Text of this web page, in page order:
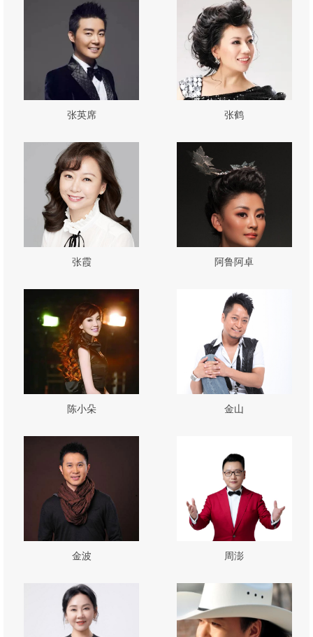
张英席 张鹤
张霞 阿鲁阿卓
陈小朵 金山
金波 周澎